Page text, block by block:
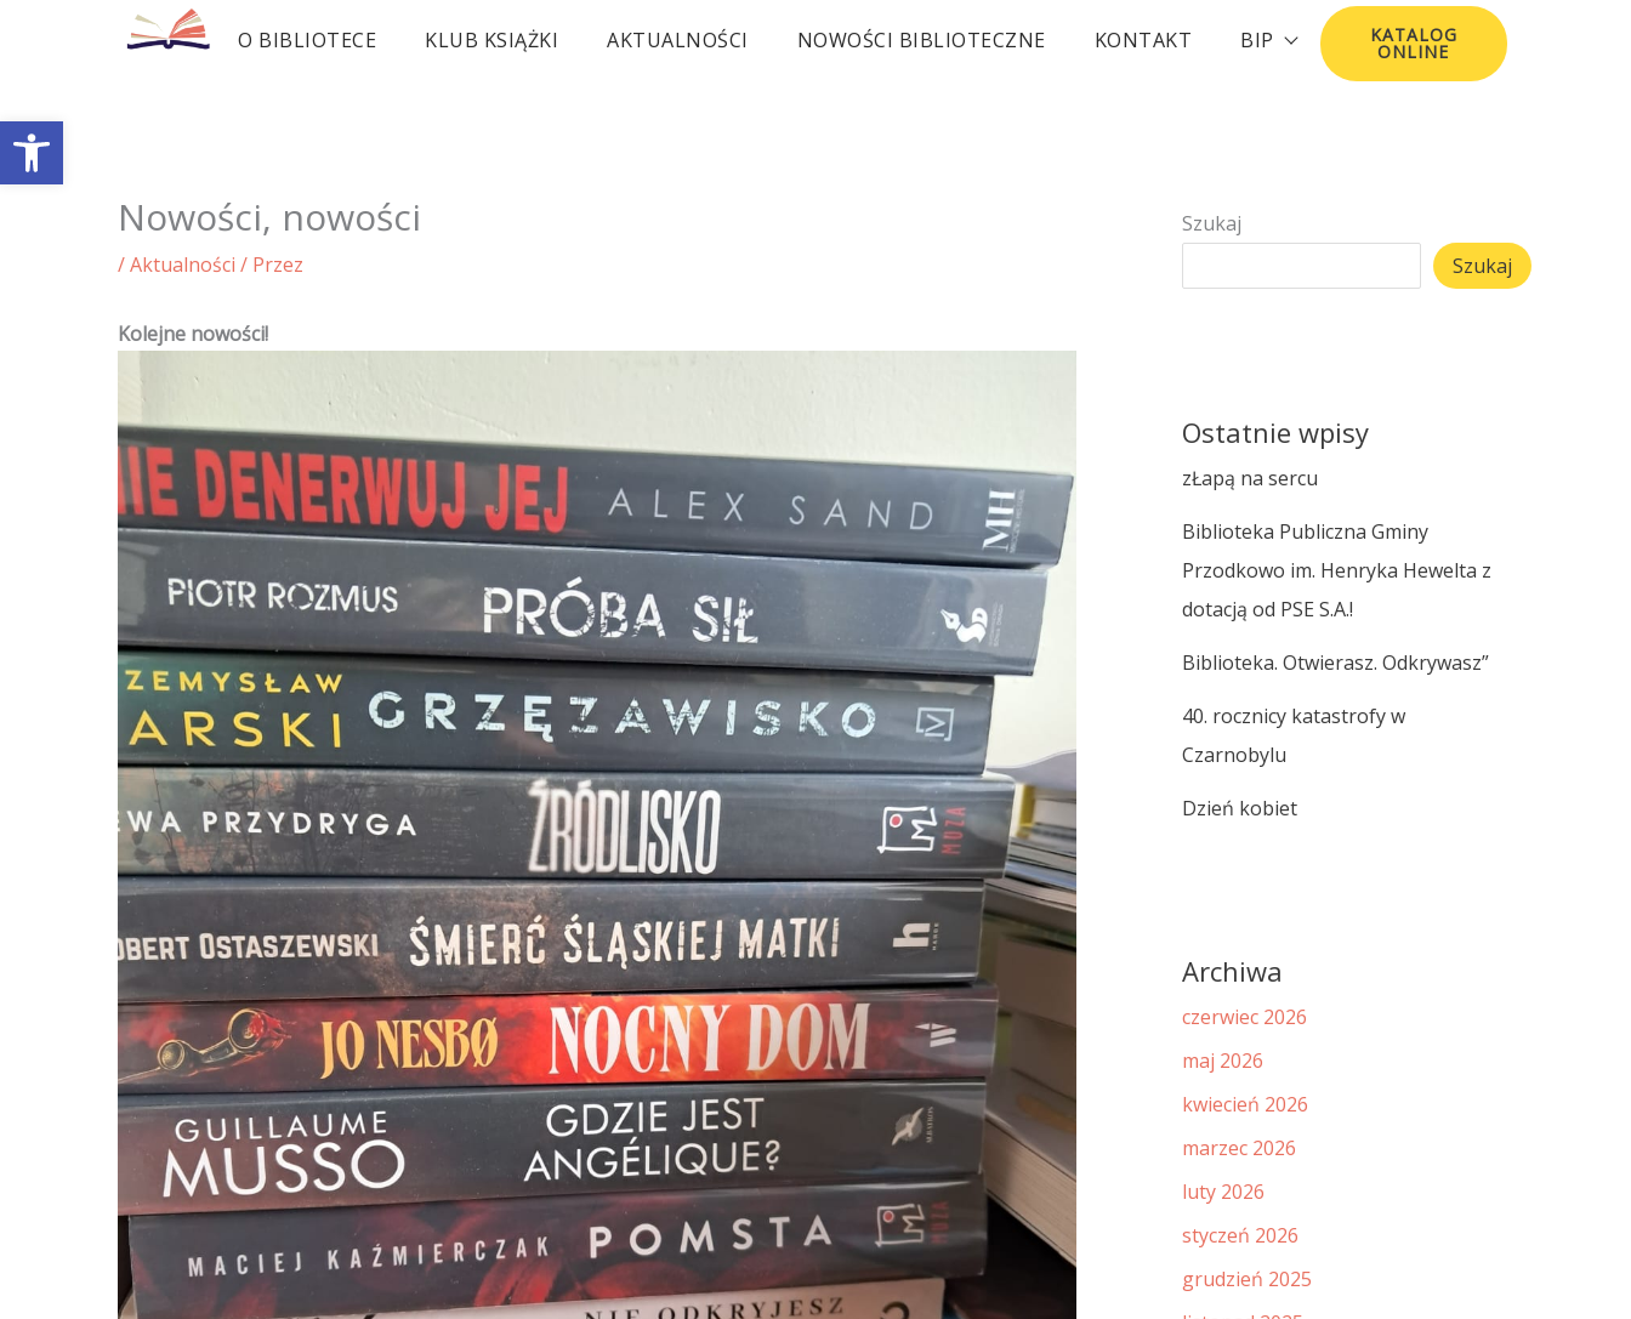
Otwórz pasek narzędzi
O BIBLIOTECE KLUB KSIĄŻKI AKTUALNOŚCI NOWOŚCI BIBLIOTECZNE KONTAKT BIP KATALOG
ONLINE
Nowości, nowości
/Aktualności / Przez
Kolejne nowości!
Szukaj
Szukaj
Ostatnie wpisy
zŁapą na sercu
Biblioteka Publiczna Gminy
Przodkowo im. Henryka Hewelta z
dotacją od PSE S.A.!
Biblioteka. Otwierasz. Odkrywasz”
40. rocznicy katastrofy w
Czarnobylu
Dzień kobiet
Archiwa
czerwiec 2026
maj 2026
kwiecień 2026
marzec 2026
luty 2026
styczeń 2026
grudzień 2025